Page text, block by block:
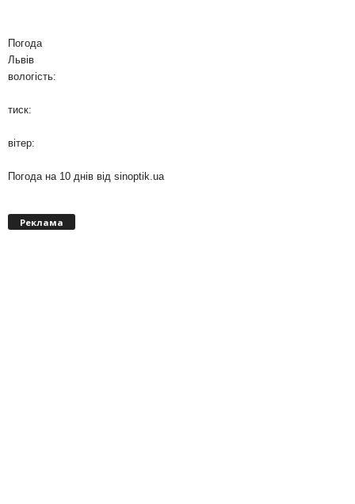
Погода
Львів
вологість:
тиск:
вітер:
Погода на 10 днів від sinoptik.ua
Реклама